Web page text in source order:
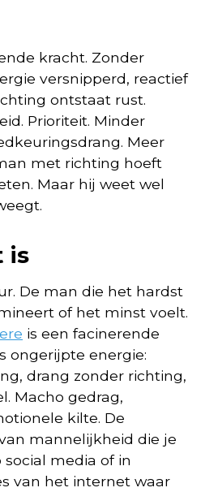
kracht. Zonder
versnipperd, reactief
ontstaat rust.
Prioriteit. Minder
Meer
met richting hoeft
Maar hij weet wel
is
De man die het hardst
of het minst voelt.
is een facinerende
ongerijpte energie:
drang zonder richting,
Macho gedrag,
kilte. De
mannelijkheid die je
media of in
van het internet waar